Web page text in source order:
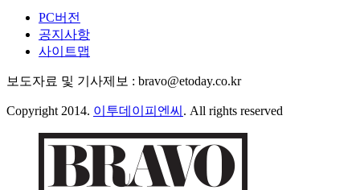
PC버전
공지사항
사이트맵
보도자료 및 기사제보 : bravo@etoday.co.kr
Copyright 2014. 이투데이피엔씨 . All rights reserved